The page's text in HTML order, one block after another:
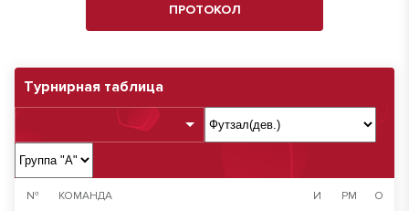
Турнирная таблица
№ КОМАНДА И РМ О
ПРОТОКОЛ